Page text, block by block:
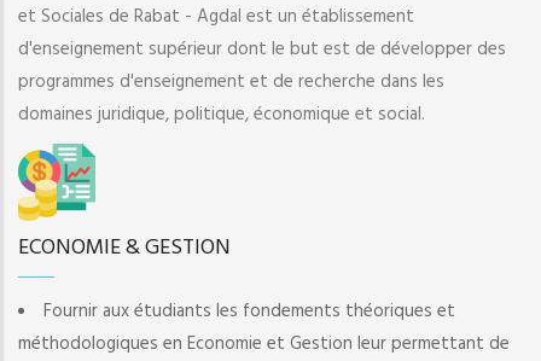
et Sociales de Rabat - Agdal est un établissement
d'enseignement supérieur dont le but est de développer des
programmes d'enseignement et de recherche dans les
domaines juridique, politique, économique et social.
ECONOMIE & GESTION
Fournir aux étudiants les fondements théoriques et
méthodologiques en Economie et Gestion leur permettant de